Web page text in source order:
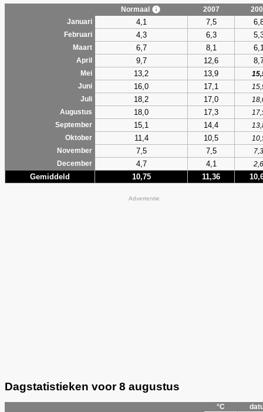
Normaal 2007
Januari
4,1 7,5
Februari 4,3 6,3
Maart 6,7 8,1
April 9,7 12,6
Mei 13,2 13,9
Juni
16,0 17,1
Juli
18,2 17,0
Augustus
18,0 17,3
September
15,1 14,4
Oktober
11,4 10,5
November
7,5 7,5
7,3
December
4,7 4,1 2,6
Gemiddeld 10,75 11,36
Advertentie
Dagstatistieken voor 8 augustus
°C